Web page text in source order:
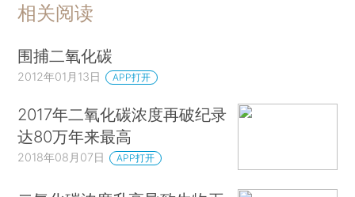
相关阅读
围捕二氧化碳
2012年01月13日 APP打开
2017年二氧化碳浓度再破纪录
达80万年来最高
2018年08月07日 APP打开